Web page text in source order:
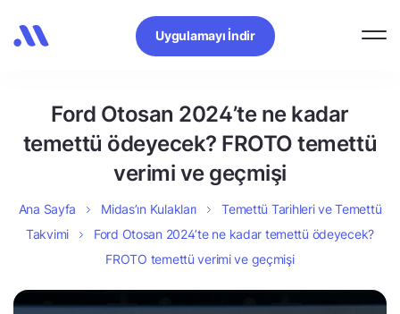
Uygulamayı İndir
Ford Otosan 2024’te ne kadar
temettü ödeyecek? FROTO temettü
verimi ve geçmişi
Ana Sayfa Midas’ın Kulakları
Temettü Tarihleri ve Temettü
Takvimi
Ford Otosan 2024’te ne kadar temettü ödeyecek?
FROTO temettü verimi ve geçmişi